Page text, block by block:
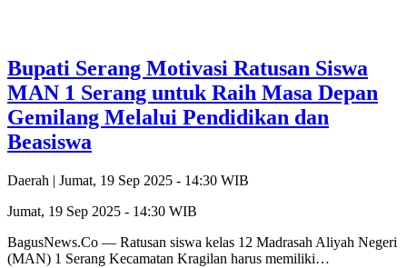
Bupati Serang Motivasi Ratusan Siswa
MAN 1 Serang untuk Raih Masa Depan
Gemilang Melalui Pendidikan dan
Beasiswa
Daerah | Jumat, 19 Sep 2025 - 14:30 WIB
Jumat, 19 Sep 2025 - 14:30 WIB
BagusNews.Co — Ratusan siswa kelas 12 Madrasah Aliyah Negeri
(MAN) 1 Serang Kecamatan Kragilan harus memiliki…